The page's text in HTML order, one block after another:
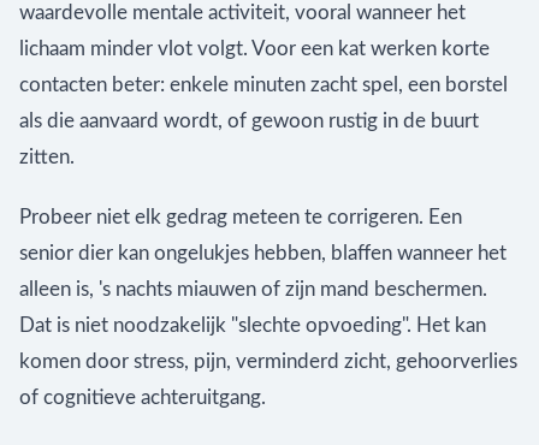
waardevolle mentale activiteit, vooral wanneer het
lichaam minder vlot volgt. Voor een kat werken korte
contacten beter: enkele minuten zacht spel, een borstel
als die aanvaard wordt, of gewoon rustig in de buurt
zitten.
Probeer niet elk gedrag meteen te corrigeren. Een
senior dier kan ongelukjes hebben, blaffen wanneer het
alleen is, 's nachts miauwen of zijn mand beschermen.
Dat is niet noodzakelijk "slechte opvoeding". Het kan
komen door stress, pijn, verminderd zicht, gehoorverlies
of cognitieve achteruitgang.